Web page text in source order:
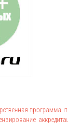
программа